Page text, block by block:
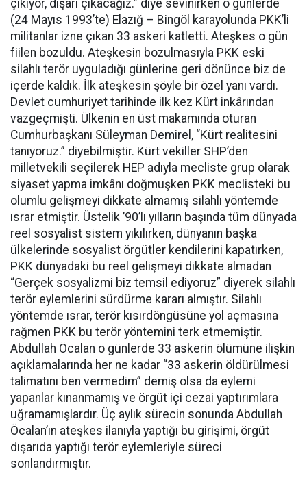
çıkıyor, dışarı çıkacağız.” diye sevinirken o günlerde
(24 Mayıs 1993’te) Elazığ – Bingöl karayolunda PKK’li
militanlar izne çıkan 33 askeri katletti. Ateşkes o gün
fiilen bozuldu. Ateşkesin bozulmasıyla PKK eski
silahlı terör uyguladığı günlerine geri dönünce biz de
içerde kaldık. İlk ateşkesin şöyle bir özel yanı vardı.
Devlet cumhuriyet tarihinde ilk kez Kürt inkârından
vazgeçmişti. Ülkenin en üst makamında oturan
Cumhurbaşkanı Süleyman Demirel, “Kürt realitesini
tanıyoruz.” diyebilmiştir. Kürt vekiller SHP’den
milletvekili seçilerek HEP adıyla mecliste grup olarak
siyaset yapma imkânı doğmuşken PKK meclisteki bu
olumlu gelişmeyi dikkate almamış silahlı yöntemde
ısrar etmiştir. Üstelik ’90’lı yılların başında tüm dünyada
reel sosyalist sistem yıkılırken, dünyanın başka
ülkelerinde sosyalist örgütler kendilerini kapatırken,
PKK dünyadaki bu reel gelişmeyi dikkate almadan
“Gerçek sosyalizmi biz temsil ediyoruz” diyerek silahlı
terör eylemlerini sürdürme kararı almıştır. Silahlı
yöntemde ısrar, terör kısırdöngüsüne yol açmasına
rağmen PKK bu terör yöntemini terk etmemiştir.
Abdullah Öcalan o günlerde 33 askerin ölümüne ilişkin
açıklamalarında her ne kadar “33 askerin öldürülmesi
talimatını ben vermedim” demiş olsa da eylemi
yapanlar kınanmamış ve örgüt içi cezai yaptırımlara
uğramamışlardır. Üç aylık sürecin sonunda Abdullah
Öcalan’ın ateşkes ilanıyla yaptığı bu girişimi, örgüt
dışarıda yaptığı terör eylemleriyle süreci
sonlandırmıştır.